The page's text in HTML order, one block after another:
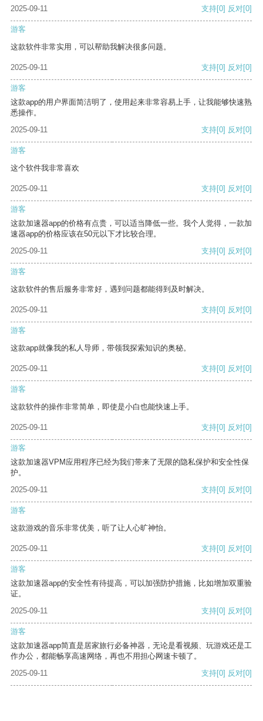
2025-09-11
支持[0] 反对[0]
游客
这款软件非常实用，可以帮助我解决很多问题。
2025-09-11 支持[0] 反对[0]
游客
这款app的用户界面简洁明了，使用起来非常容易上手，让我能够快速熟
悉操作。
2025-09-11
支持[0] 反对[0]
游客
这个软件我非常喜欢
2025-09-11 支持[0] 反对[0]
游客
这款加速器app的价格有点贵，可以适当降低一些。我个人觉得，一款加
速器app的价格应该在50元以下才比较合理。
2025-09-11
支持[0] 反对[0]
游客
这款软件的售后服务非常好，遇到问题都能得到及时解决。
2025-09-11 支持[0] 反对[0]
游客
这款app就像我的私人导师，带领我探索知识的奥秘。
2025-09-11 支持[0] 反对[0]
游客
这款软件的操作非常简单，即使是小白也能快速上手。
2025-09-11 支持[0] 反对[0]
游客
这款加速器VPM应用程序已经为我们带来了无限的隐私保护和安全性保
护。
2025-09-11
支持[0] 反对[0]
游客
这款游戏的音乐非常优美，听了让人心旷神怡。
2025-09-11 支持[0] 反对[0]
游客
这款加速器app的安全性有待提高，可以加强防护措施，比如增加双重验
证。
2025-09-11
支持[0] 反对[0]
游客
这款加速器app简直是居家旅行必备神器，无论是看视频、玩游戏还是工
作办公，都能畅享高速网络，再也不用担心网速卡顿了。
2025-09-11
支持[0] 反对[0]